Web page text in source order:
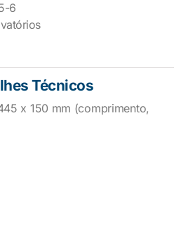
6
Técnicos
x 150 mm (comprimento,